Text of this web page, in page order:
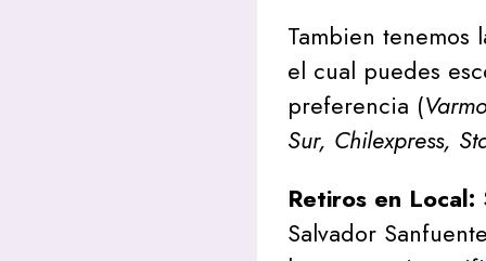
Tambien
el cual puedes
preferencia (
Sur, Chilexpress,
Retiros en Local:
Salvador